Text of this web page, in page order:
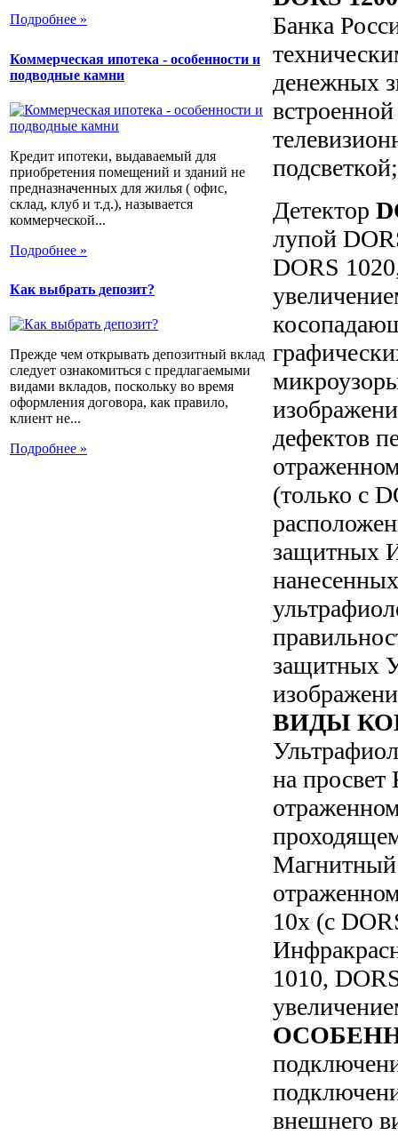
Подробнее »
Коммерческая ипотека - особенности и
подводные камни
Кредит ипотеки, выдаваемый для
приобретения помещений и зданий не
предназначенных для жилья ( офис,
склад, клуб и т.д.), называется
коммерческой...
Подробнее »
Как выбрать депозит?
Прежде чем открывать депозитный вклад
следует ознакомиться с предлагаемыми
видами вкладов, поскольку во время
оформления договора, как правило,
клиент не...
Подробнее »
Банка
денежных
подсветкой;
Детектор
лупой
DORS
дефектов
(только с
защитных
защитных
ВИДЫ
на
Магнитный
10х (с
1010,
внешнего